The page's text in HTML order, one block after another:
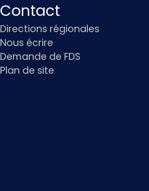
Contact
Directions régionales
Nous écrire
Demande de FDS
Plan de site